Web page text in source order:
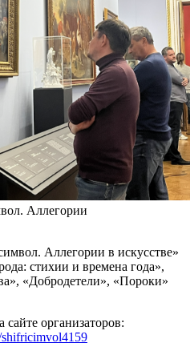
Аллегории
Аллегории в искусстве»
стихии и времена года»,
«Добродетели», «Пороки»
организаторов:
shifricimvol4159